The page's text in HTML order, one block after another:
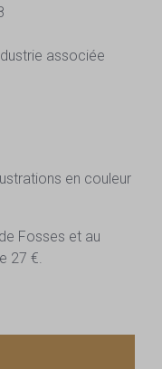
associée
en couleur
Fosses et au
27 €.